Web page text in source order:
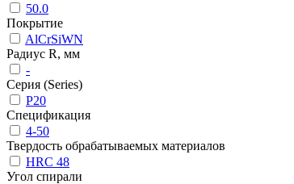
50.0
Покрытие
AlCrSiWN
Радиус R, мм
-
Серия (Series)
P20
Спецификация
4-50
Твердость обрабатываемых материалов
HRC 48
Угол спирали